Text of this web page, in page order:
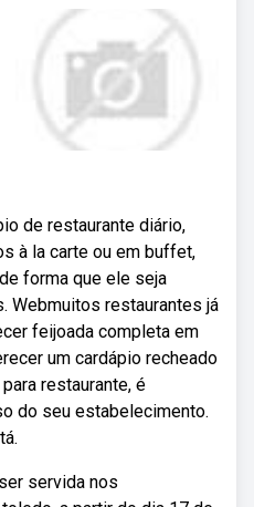
de restaurante diário,
à la carte ou em buffet,
forma que ele seja
Webmuitos restaurantes já
feijoada completa em
um cardápio recheado
restaurante, é
do seu estabelecimento.
servida nos